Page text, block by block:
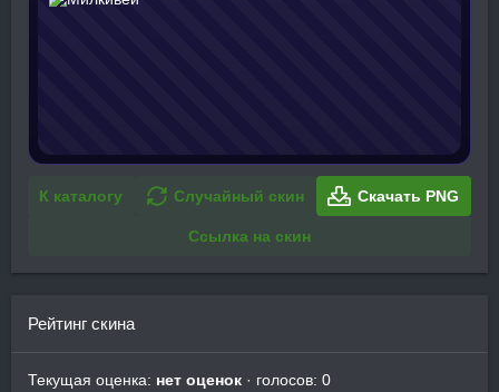
К каталогу Случайный скин Скачать PNG
Ссылка на скин
Рейтинг скина
Текущая оценка: нет оценок · голосов: 0